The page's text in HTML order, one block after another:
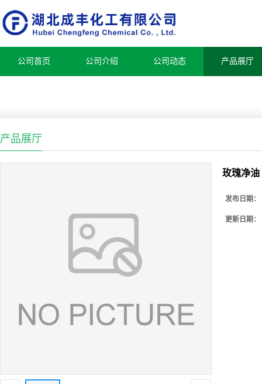
公司首页 公司介绍 公司动态 产品展厅
产品展厅
玫瑰净油
发布日期：
更新日期：